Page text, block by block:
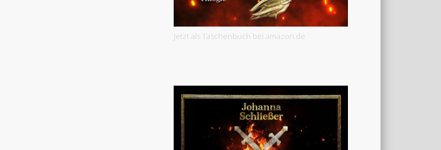
Jetzt als Taschenbuch bei amazon.de